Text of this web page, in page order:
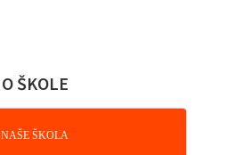
O ŠKOLE
NAŠE ŠKOLA